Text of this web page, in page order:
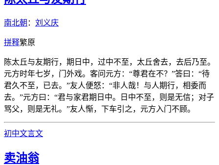
南北朝 ： 刘义庆
拼释繁原
陈太丘与友期行，期日中，过中不至，太丘舍去，去后乃至。
元方时年七岁，门外戏。客问元方：“尊君在不？”答曰：“待
君久不至，已去。”友人便怒：“非人哉！与人期行，相委而
去。”元方曰：“君与家君期日中。日中不至，则是无信；对子
骂父，则是无礼。”友人惭，下车引之，元方入门不顾。
初中文言文
卖油翁